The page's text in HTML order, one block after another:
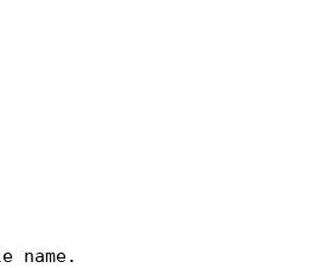
name.